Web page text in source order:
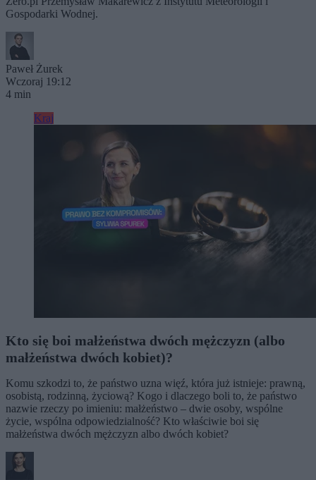
Gospodarki Wodnej.
Paweł Żurek
Wczoraj 19:12
4 min
Kraj
Kto się boi małżeństwa dwóch mężczyzn (albo
małżeństwa dwóch kobiet)?
Komu szkodzi to, że państwo uzna więź, która już istnieje: prawną,
osobistą, rodzinną, życiową? Kogo i dlaczego boli to, że państwo
nazwie rzeczy po imieniu: małżeństwo – dwie osoby, wspólne
życie, wspólna odpowiedzialność? Kto właściwie boi się
małżeństwa dwóch mężczyzn albo dwóch kobiet?